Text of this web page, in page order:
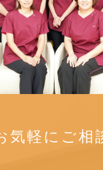
気軽にご相